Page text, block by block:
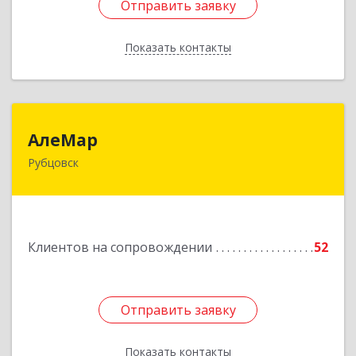
Отправить заявку
Показать контакты
Отправить заявку
Назад
АлеМар
Рубцовск
Клиентов на сопровождении 52
Отправить заявку
Показать контакты
Отправить заявку
Назад